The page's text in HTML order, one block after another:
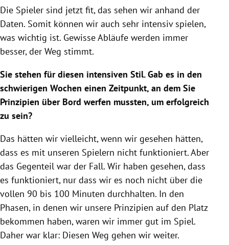
Die Spieler sind jetzt fit, das sehen wir anhand der
Daten. Somit können wir auch sehr intensiv spielen,
was wichtig ist. Gewisse Abläufe werden immer
besser, der Weg stimmt.
Sie stehen für diesen intensiven Stil. Gab es in den
schwierigen Wochen einen Zeitpunkt, an dem Sie
Prinzipien über Bord werfen mussten, um erfolgreich
zu sein?
Das hätten wir vielleicht, wenn wir gesehen hätten,
dass es mit unseren Spielern nicht funktioniert. Aber
das Gegenteil war der Fall. Wir haben gesehen, dass
es funktioniert, nur dass wir es noch nicht über die
vollen 90 bis 100 Minuten durchhalten. In den
Phasen, in denen wir unsere Prinzipien auf den Platz
bekommen haben, waren wir immer gut im Spiel.
Daher war klar: Diesen Weg gehen wir weiter.